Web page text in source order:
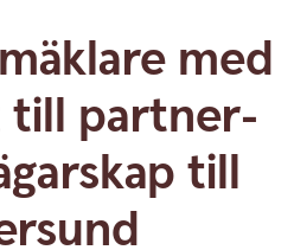
med
till partner-
till